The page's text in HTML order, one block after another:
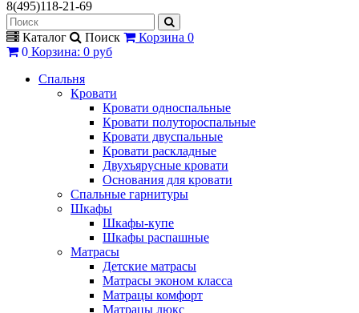
8(495)118-21-69
Каталог Поиск Корзина 0
0 Корзина: 0 руб
Спальня
Кровати
Кровати односпальные
Кровати полутороспальные
Кровати двуспальные
Кровати раскладные
Двухъярусные кровати
Основания для кровати
Спальные гарнитуры
Шкафы
Шкафы-купе
Шкафы распашные
Матрасы
Детские матрасы
Матрасы эконом класса
Матрацы комфорт
Матрацы люкс